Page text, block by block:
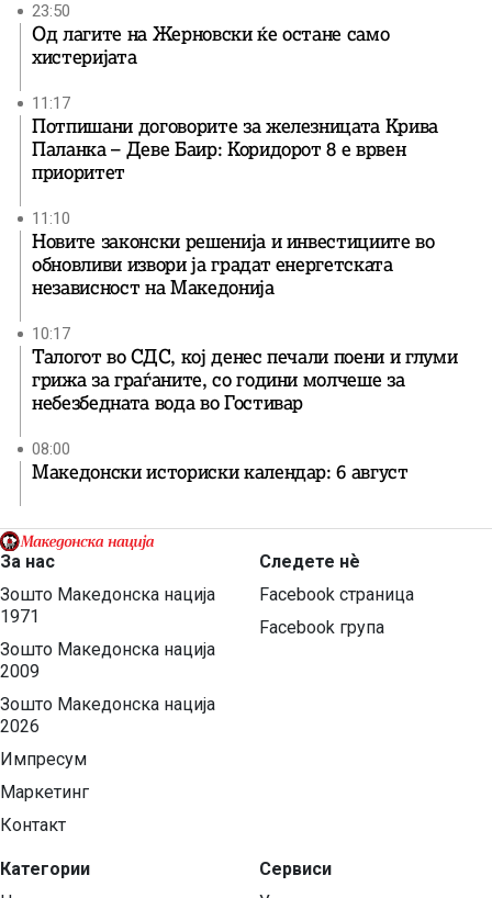
23:50
Од лагите на Жерновски ќе остане само
хистеријата
11:17
Потпишани договорите за железницата Крива
Паланка – Деве Баир: Коридорот 8 е врвен
приоритет
11:10
Новите законски решенија и инвестициите во
обновливи извори ја градат енергетската
независност на Македонија
10:17
Талогот во СДС, кој денес печали поени и глуми
грижа за граѓаните, со години молчеше за
небезбедната вода во Гостивар
08:00
Македонски историски календар: 6 август
За нас
Зошто Македонска нација
1971
Зошто Македонска нација
2009
Зошто Македонска нација
2026
Импресум
Маркетинг
Контакт
Категории
Следете нѐ
Facebook страница
Facebook група
Сервиси